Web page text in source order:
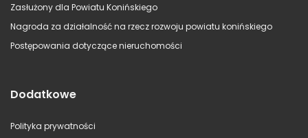
Zasłużony dla Powiatu Konińskiego
Nagroda za działalność na rzecz rozwoju powiatu konińskiego
Postępowania dotyczące nieruchomości
Dodatkowe
Polityka prywatności